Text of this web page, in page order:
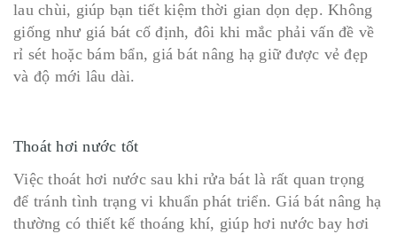
lau chùi, giúp bạn tiết kiệm thời gian dọn dẹp. Không
giống như giá bát cố định, đôi khi mắc phải vấn đề về
rỉ sét hoặc bám bẩn, giá bát nâng hạ giữ được vẻ đẹp
và độ mới lâu dài.
Thoát hơi nước tốt
Việc thoát hơi nước sau khi rửa bát là rất quan trọng
để tránh tình trạng vi khuẩn phát triển. Giá bát nâng hạ
thường có thiết kế thoáng khí, giúp hơi nước bay hơi